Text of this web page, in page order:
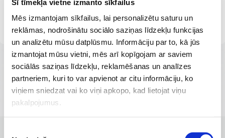
Šī tīmekļa vietne izmanto sīkfailus
Mēs izmantojam sīkfailus, lai personalizētu saturu un
reklāmas, nodrošinātu sociālo saziņas līdzekļu funkcijas
un analizētu mūsu datplūsmu. Informāciju par to, kā jūs
izmantojat mūsu vietni, mēs arī kopīgojam ar saviem
sociālās saziņas līdzekļu, reklamēšanas un analīzes
partneriem, kuri to var apvienot ar citu informāciju, ko
viņiem sniedzat vai ko viņi apkopo, kad lietojat viņu
pakalpojumus.
RSU Iekšķīgo slimību katedras pasniedzēja, zinātniskais
pētnieks